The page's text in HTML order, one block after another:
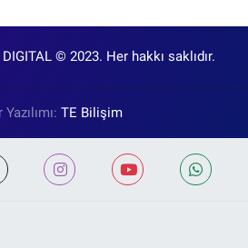
DIGITAL © 2023. Her hakkı saklıdır.
TE Bilişim